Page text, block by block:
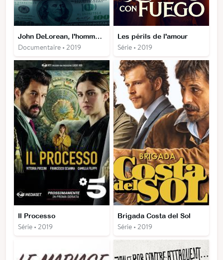
John DeLorean, l'homme aux mille facettes
Documentaire • 2019
Les périls de l'amour
Série • 2019
Il Processo
Série • 2019
Brigada Costa del Sol
Série • 2019